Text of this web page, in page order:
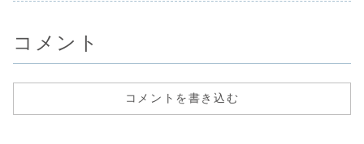
コメント
コメントを書き込む